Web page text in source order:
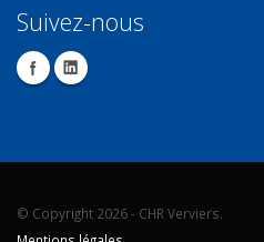
Suivez-nous
© Copyright 2026 - CHR Verviers.